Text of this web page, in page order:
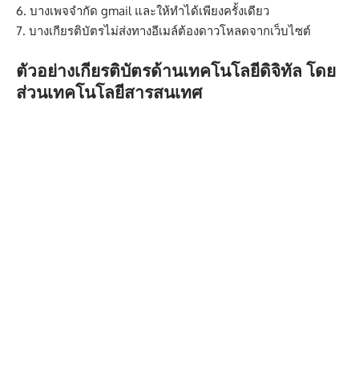
6. บางเพจจำกัด gmail และให้ทำได้เพียงครั้งเดียว
7. บางเกียรติบัตรไม่ส่งทางอีเมล์ต้องดาวโหลดจากเว็บไซต์
ตัวอย่างเกียรติบัตรด้านเทคโนโลยีดิจิทัล โดย
ส่วนเทคโนโลยีสารสนเทศ